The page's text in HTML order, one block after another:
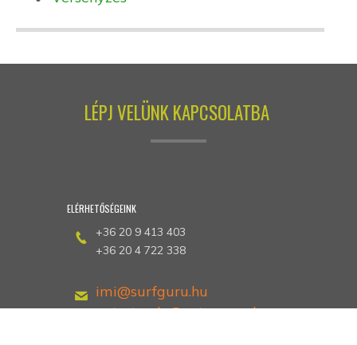
LÉPJ VELÜNK KAPCSOLATBA
ELÉRHETŐSÉGEINK
+36 20 9 413 403
+36 20 4 722 338
imi@surfguru.hu
petrotunde@extrem-se.hu